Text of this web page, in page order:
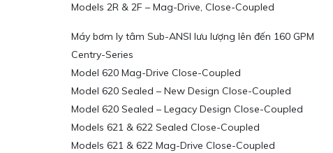
Models 2R & 2F – Mag-Drive, Close-Coupled
Máy bơm ly tâm Sub-ANSI lưu lượng lên đến 160 GPM
Centry-Series
Model 620 Mag-Drive Close-Coupled
Model 620 Sealed – New Design Close-Coupled
Model 620 Sealed – Legacy Design Close-Coupled
Models 621 & 622 Sealed Close-Coupled
Models 621 & 622 Mag-Drive Close-Coupled